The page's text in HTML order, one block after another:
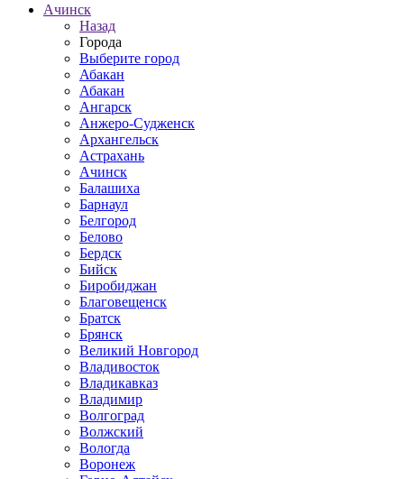
Ачинск
Назад
Города
Выберите город
Абакан
Абакан
Ангарск
Анжеро-Судженск
Архангельск
Астрахань
Ачинск
Балашиха
Барнаул
Белгород
Белово
Бердск
Бийск
Биробиджан
Благовещенск
Братск
Брянск
Великий Новгород
Владивосток
Владикавказ
Владимир
Волгоград
Волжский
Вологда
Воронеж